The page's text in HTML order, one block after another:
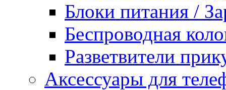
Блоки питания /
Беспроводная
Разветвители
Аксессуары для